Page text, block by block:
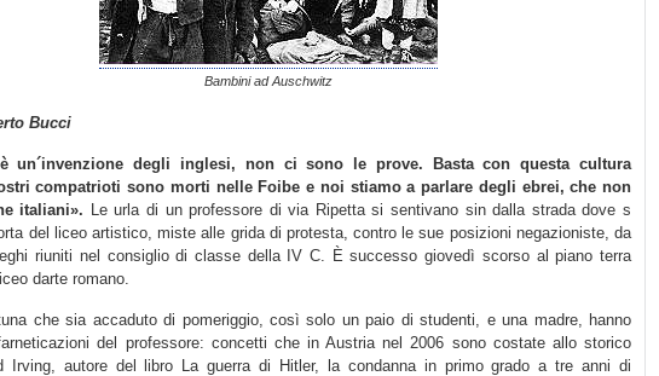
Bambini ad Auschwitz
Bucci
un´invenzione degli inglesi, non ci sono le prove. Basta con questa cultura
compatrioti sono morti nelle Foibe e noi stiamo a parlare degli ebrei, che non
italiani». Le urla di un professore di via Ripetta si sentivano sin dalla strada dove s
del liceo artistico, miste alle grida di protesta, contro le sue posizioni negazioniste, da
riuniti nel consiglio di classe della IV C. È successo giovedì scorso al piano terra
darte romano.
che sia accaduto di pomeriggio, così solo un paio di studenti, e una madre, hanno
del professore: concetti che in Austria nel 2006 sono costate allo storico
Irving, autore del libro La guerra di Hitler, la condanna in primo grado a tre anni di